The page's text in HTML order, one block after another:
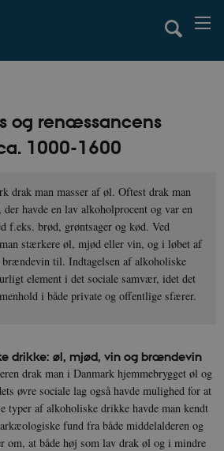
og renæssancens
1000-1600
drak man masser af øl. Oftest drak man
der havde en lav alkoholprocent og var en
f.eks. brød, grøntsager og kød. Ved
stærkere øl, mjød eller vin, og i løbet af
brændevin til. Indtagelsen af alkoholiske
element i det sociale samvær, idet det
i både private og offentlige sfærer.
drikke: øl, mjød, vin og brændevin
drak man i Danmark hjemmebrygget øl og
øvre sociale lag også havde mulighed for at
typer af alkoholiske drikke havde man kendt
fund fra både middelalderen og
om, at både høj som lav drak øl og i mindre